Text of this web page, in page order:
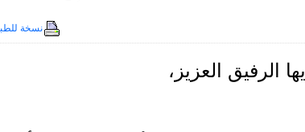
نسخة
ايها الرفيق العزيز،